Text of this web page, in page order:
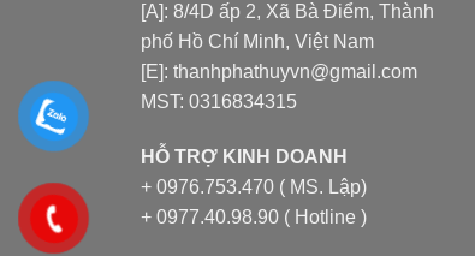
[A]: 8/4D ấp 2, Xã Bà Điểm, Thành
phố Hồ Chí Minh, Việt Nam
[E]: thanhphathuyvn@gmail.com
MST: 0316834315
HỖ TRỢ KINH DOANH
+ 0976.753.470 ( MS. Lập)
+ 0977.40.98.90 ( Hotline )